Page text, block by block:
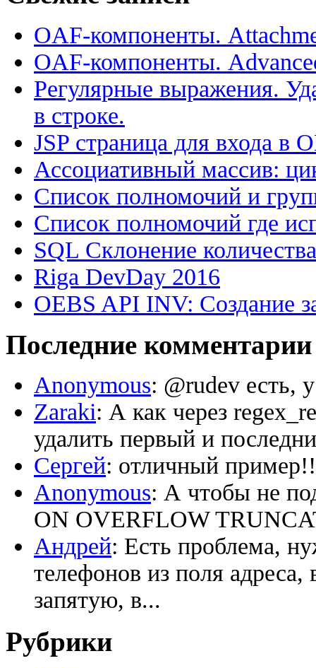
OAF-компоненты.
OAF-компоненты.
Регулярные выражения.
в строке.
JSP страница для входа в
Ассоциативный массив:
Список полномочий и
Список полномочий где
SQL Склонение
Riga DevDay 2016
OEBS API INV: Создание
Последние комментарии
Anonymous: @rudev есть,
Zaraki: А как через
удалить первый и
Сергей: отличный
Anonymous: А чтобы не
ON OVERFLOW
Андрей: Есть проблема,
телефонов из поля адреса,
запятую, в...
Рубрики